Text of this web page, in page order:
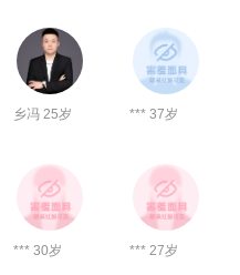
乡冯 25岁 *** 37岁
*** 30岁 *** 27岁